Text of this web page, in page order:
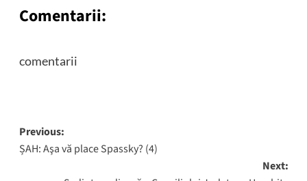
Comentarii:
comentarii
Post
navigation
Previous:
ȘAH: Aşa vă place Spassky? (4)
Next: